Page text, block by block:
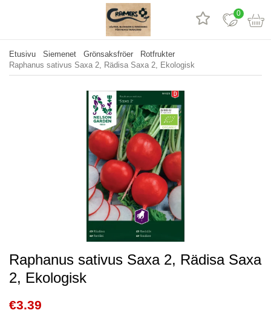
0
Etusivu Siemenet Grönsaksfröer
Rotfrukter
Raphanus sativus Saxa 2, Rädisa Saxa 2, Ekologisk
Raphanus sativus Saxa 2, Rädisa Saxa
2, Ekologisk
€3.39